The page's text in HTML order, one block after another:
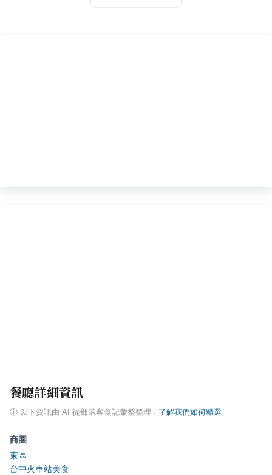
餐廳詳細資訊
ⓘ 以下資訊由 AI 從部落客食記彙整整理 · 了解我們如何精選
商圈
東區
台中火車站美食